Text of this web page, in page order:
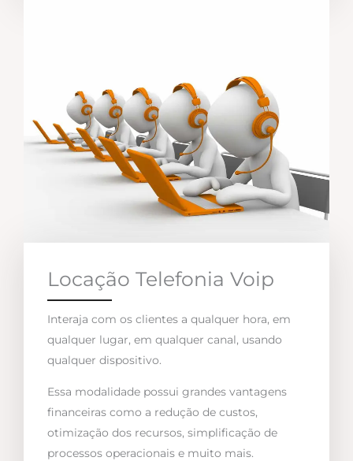
Locação Telefonia Voip
Interaja com os clientes a qualquer hora, em
qualquer lugar, em qualquer canal, usando
qualquer dispositivo.
Essa modalidade possui grandes vantagens
financeiras como a redução de custos,
otimização dos recursos, simplificação de
processos operacionais e muito mais.